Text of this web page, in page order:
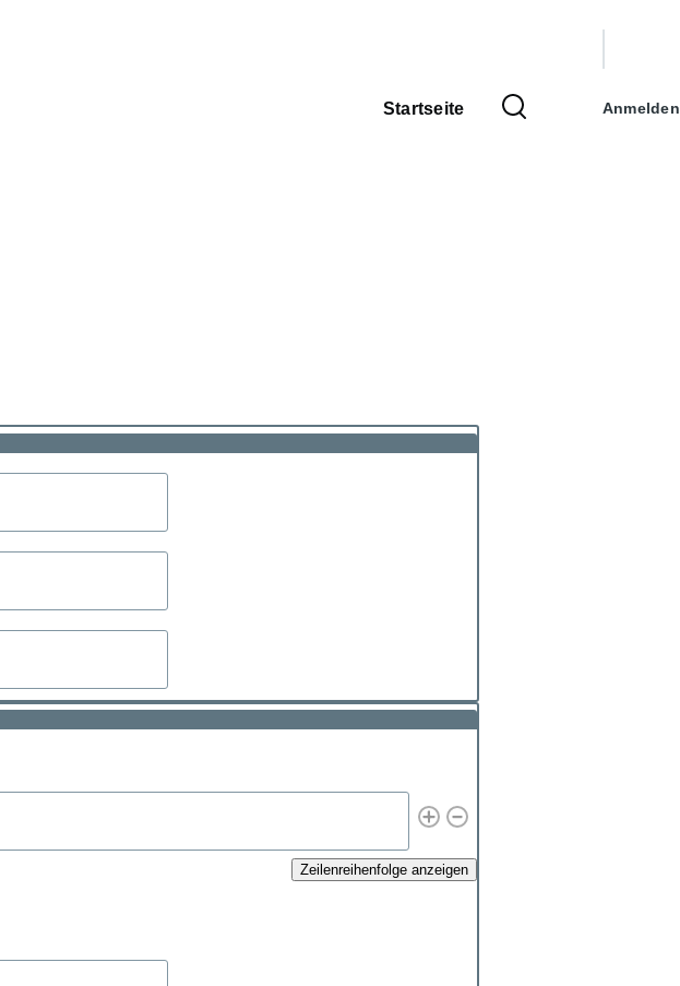
Hauptnavigation
Startseite Anmelden
Zeilenreihenfolge anzeigen